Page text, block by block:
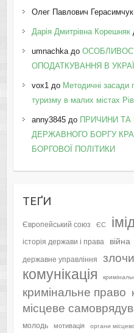
Олег Павлович Герасимчук
Дарія Дмитрівна Корешняк
umnachkaдо
ОПОДАТКУВАННЯ В
vox1до Методичні засади
туризму в малих містах
anny3845до ПРИЧИНИ ТА
ДЕРЖАВНОГО БОРГУ
БОРГОВОЇ ПОЛІТИКИ
ТЕҐИ
Європейський союз ЄС
історія держави і права війна
державне управління
комунікація
кримінальне право
місцеве
молодь мотивація органи